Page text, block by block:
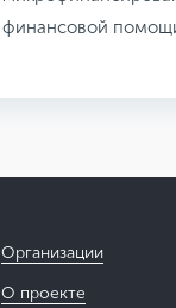
финансовой помощи
Организации
О проекте